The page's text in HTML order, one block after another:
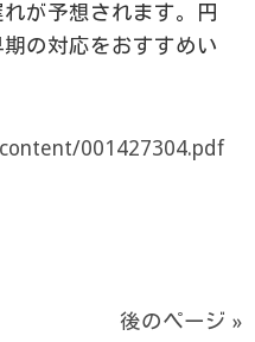
が予想されます。円
の対応をおすすめい
001427304.pdf
後のページ »